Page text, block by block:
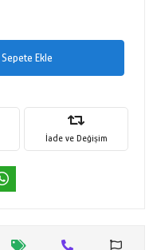
Sepete Ekle
İade ve Değişim